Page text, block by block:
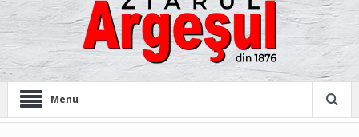
Menu